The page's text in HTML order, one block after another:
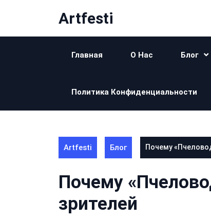
Artfesti
Главная О Нас Блог
Политика Конфиденциальности
Artfesti Блог Почему
Почему
зрителей